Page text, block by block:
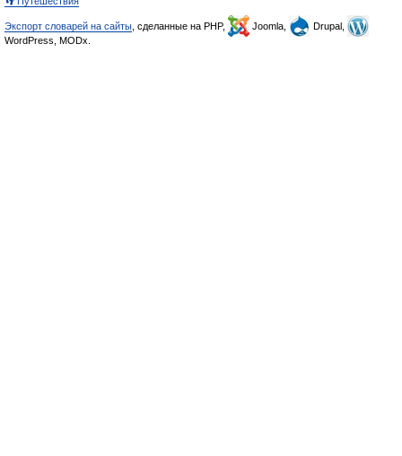
Экспорт словарей на сайты , сделанные на PHP, Joomla,
Drupal,
WordPress, MODx.